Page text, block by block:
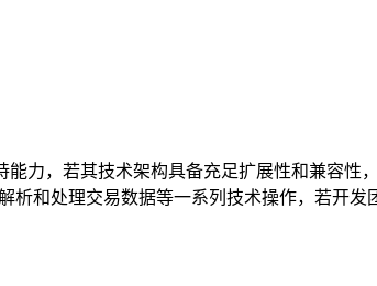
力，若其技术架构具备充足扩展性和兼容性
析和处理交易数据等一系列技术操作，若开